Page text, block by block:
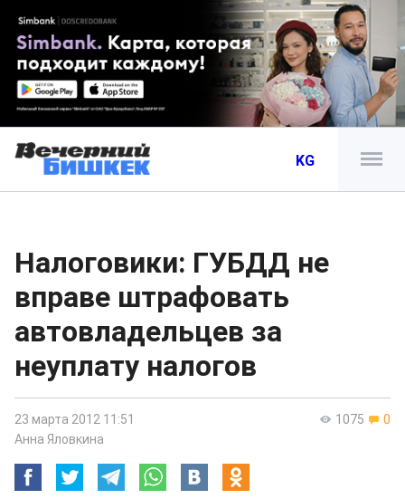
KG
Налоговики: ГУБДД не
вправе штрафовать
автовладельцев за
неуплату налогов
1075 0
23 марта 2012 11:51
Анна Яловкина